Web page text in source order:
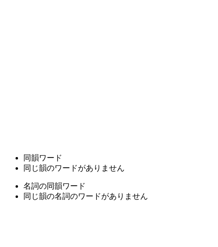
同韻ワード
同じ韻のワードがありません
名詞の同韻ワード
同じ韻の名詞のワードがありません